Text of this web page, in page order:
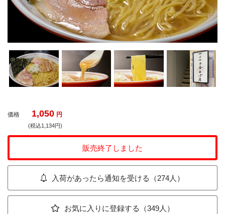
価格 1,050 円
(税込1,134円)
販売終了しました
入荷があったら通知を受ける（274人）
お気に入りに登録する（349人）